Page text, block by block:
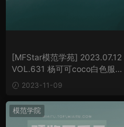
[MFStar模范学苑] 2023.07.12
VOL.631 杨可可coco白色服
饰[84P/890MB]
2023-11-09
模范学院